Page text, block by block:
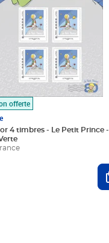
offerte
4 timbres - Le Petit Prince -